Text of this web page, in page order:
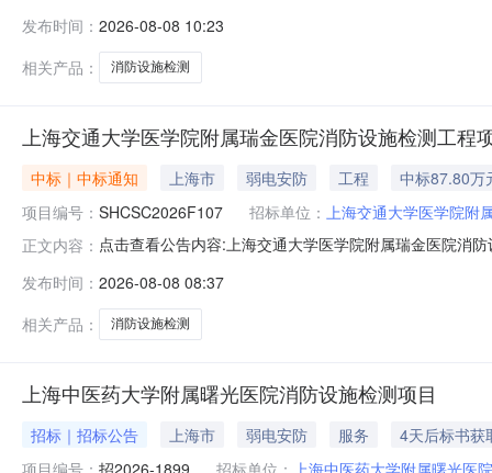
购人物资名称税率采购范围预成交供应商1哈尔滨热电有
技术有限公司
发布时间： 2026-08-08 10:23
相关产品：
消防设施检测
上海交通大学医学院附属瑞金医院消防设施检测工程
中标｜中标通知 上海市 弱电安防 工程
中标87.80万
项目编号： SHCSC2026F107 招标单位： 上海交通大学医学院附
正文内容： 点击查看公告内容:上海交通大学医学院附属瑞金医院消
发布时间： 2026-08-08 08:37
相关产品：
消防设施检测
上海中医药大学附属曙光医院消防设施检测项目
招标｜招标公告 上海市 弱电安防 服务
4天后标书获
项目编号： 招2026-1899 招标单位： 上海中医药大学附属曙光医院